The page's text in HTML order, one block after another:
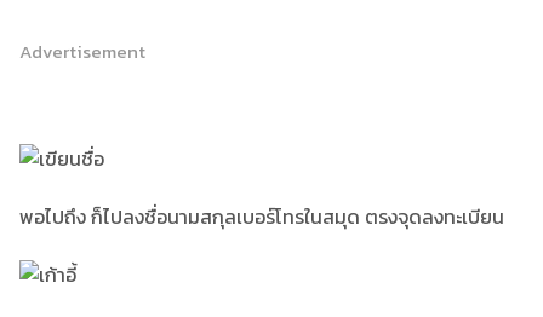
Advertisement
พอไปถึง ก็ไปลงชื่อนามสกุลเบอร์โทรในสมุด ตรงจุดลงทะเบียน